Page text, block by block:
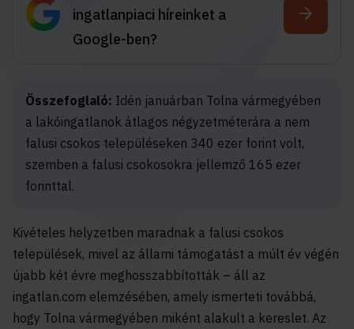
ingatlanpiaci híreinket a
Google-ben?
Összefoglaló: Idén januárban Tolna vármegyében
a lakóingatlanok átlagos négyzetméterára a nem
falusi csokos településeken 340 ezer forint volt,
szemben a falusi csokosokra jellemző 165 ezer
forinttal.
Kivételes helyzetben maradnak a falusi csokos
települések, mivel az állami támogatást a múlt év végén
újabb két évre meghosszabbították – áll az
ingatlan.com elemzésében, amely ismerteti továbbá,
hogy Tolna vármegyében miként alakult a kereslet. Az